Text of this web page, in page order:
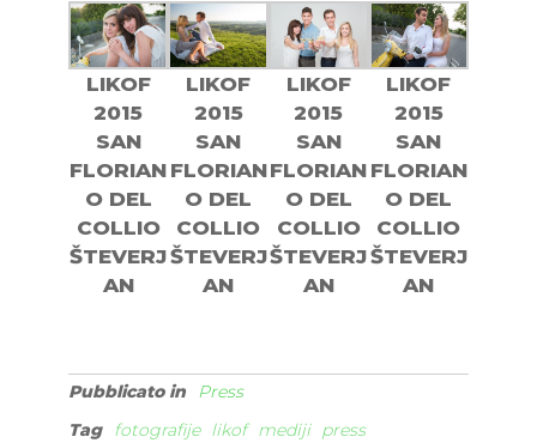
LIKOF
2015
SAN
FLORIAN
O DEL
COLLIO
ŠTEVERJ
AN
LIKOF
2015
SAN
FLORIAN
O DEL
COLLIO
ŠTEVERJ
AN
LIKOF
2015
SAN
FLORIAN
O DEL
COLLIO
ŠTEVERJ
AN
LIKOF
2015
SAN
FLORIAN
O DEL
COLLIO
ŠTEVERJ
AN
Pubblicato in
Press
Tag
fotografije likof mediji press